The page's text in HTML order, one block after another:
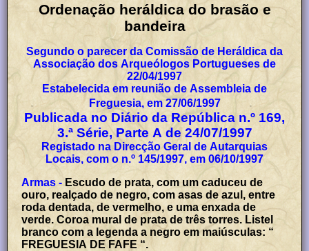
Ordenação heráldica do brasão e
bandeira
Segundo o parecer da Comissão de Heráldica da
Associação dos Arqueólogos Portugueses de
22/04/1997
Estabelecida em reunião de Assembleia de
Freguesia, em 27/06/1997
Publicada no Diário da República n.º 169,
3.ª Série, Parte A de 24/07/1997
Registado na Direcção Geral de Autarquias
Locais, com o n.º 145/1997, em 06/10/1997
Armas - Escudo de prata, com um caduceu de
ouro, realçado de negro, com asas de azul, entre
roda dentada, de vermelho, e uma enxada de
verde. Coroa mural de prata de três torres. Listel
branco com a legenda a negro em maiúsculas: “
FREGUESIA DE FAFE “.